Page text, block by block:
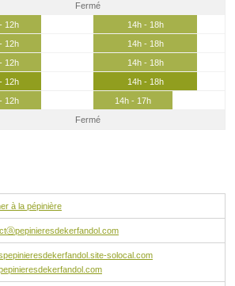
Fermé
12h
14h - 18h
12h
14h - 18h
12h
14h - 18h
12h
14h - 18h
12h
14h - 17h
Fermé
à la pépinière
solocal.com